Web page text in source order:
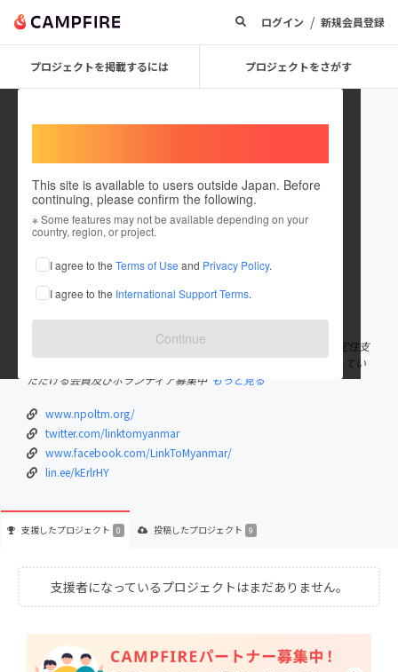
ログイン / 新規会員登録
プロジェクトを掲載するには プロジェクトをさがす
This site is available to users outside Japan. Before
continuing, please confirm the following.
※ Some features may not be available depending on your
country, region, or project.
I agree to the Terms of Use and Privacy Policy.
I agree to the International Support Terms.
Continue
linktomyanmar
これまでに9件のプロジェクトを投稿しています
在住国：日本 現在地：未設定
出身国：日本 出身地：未設定
2017年3月設立。神奈川県や東京都を中心に ①在日ミャンマー人定住支
援 ②文化交流 ③国際協力活動 を行なっております。 一緒に活動してい
ただける会員及びボランティア募集中 もっと見る
www.npoltm.org/
twitter.com/linktomyanmar
www.facebook.com/LinkToMyanmar/
lin.ee/kErlrHY
支援したプロジェクト 0 投稿したプロジェクト 9
支援者になっているプロジェクトはまだありません。